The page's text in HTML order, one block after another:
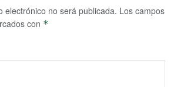
electrónico no será publicada. Los campos
con *